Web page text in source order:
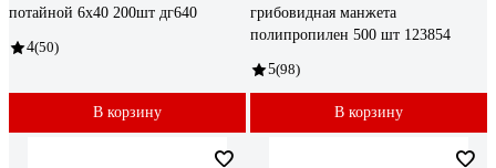
потайной 6х40 200шт дг640
4(50)
В корзину
грибовидная манжета
полипропилен 500 шт 123854
5(98)
В корзину